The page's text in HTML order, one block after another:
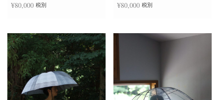
¥80,000 税別 ¥80,000 税別